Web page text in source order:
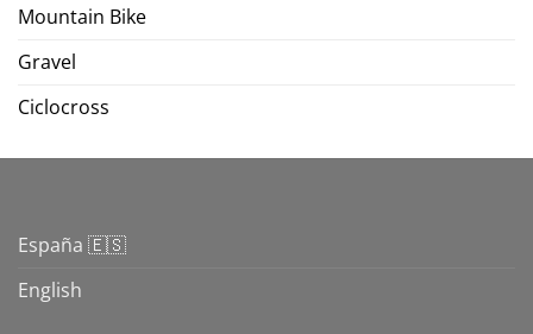
Mountain Bike
Gravel
Ciclocross
España 🇪🇸
English